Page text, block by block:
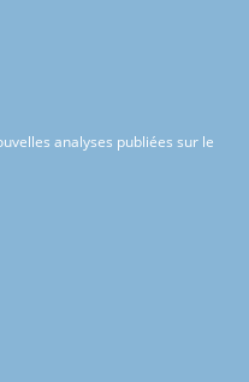
analyses publiées sur le